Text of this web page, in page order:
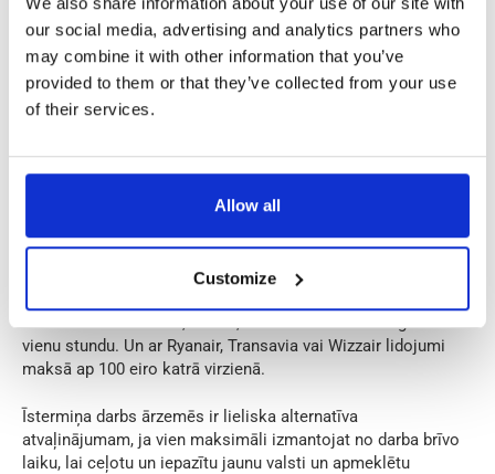
our social media, advertising and analytics partners who
may combine it with other information that you’ve
provided to them or that they’ve collected from your use
of their services.
Allow all
Customize
ar velosipēdu.
Kad esat iepazinuši tuvāko apkārtni, varat apmeklēt citas
pilsētas. To ir ļoti viegli izdarīt, izmantojot sabiedrisko
transportu. Daudzi uzņēmumi atrodas blīvi apdzīvotās vietās,
īstermiņa nodarbinātību vienlaikus par atvaļinājumu.
Pat ja lielāko daļu laika ir jāstrādā, piektdienā vai pirmdienā
varat paņemt brīvdienu un garajā nedēļas nogalē apmeklēt
citu valsti. Nīderlandes ģeogrāfiskā atrašanās vieta ir ļoti
ērta, un nokļūšana Eiropas pilsētās ar automašīnu, vilcienu
Eindhovenas uz Parīzi, Briseli, Londonu vai Berlīni ilgst tikai
vienu stundu. Un ar Ryanair, Transavia vai Wizzair lidojumi
maksā ap 100 eiro katrā virzienā.
Īstermiņa darbs ārzemēs ir lieliska alternatīva
atvaļinājumam, ja vien maksimāli izmantojat no darba brīvo
laiku, lai ceļotu un iepazītu jaunu valsti un apmeklētu